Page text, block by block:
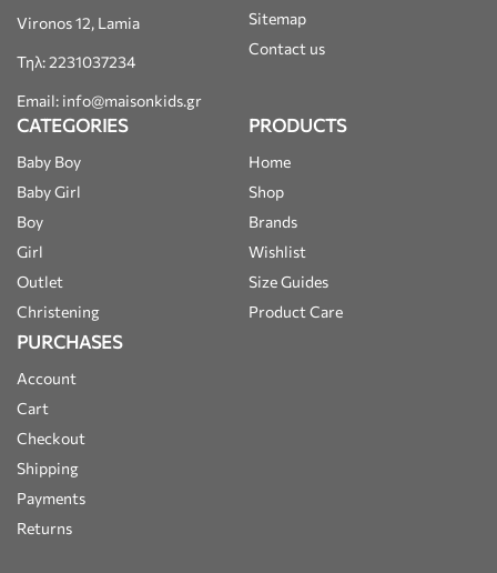
Vironos 12, Lamia
Τηλ: 2231037234
Email: info@maisonkids.gr
Sitemap
Contact us
CATEGORIES
Baby Boy
Baby Girl
Boy
Girl
Outlet
Christening
PRODUCTS
Home
Shop
Brands
Wishlist
Size Guides
Product Care
PURCHASES
Account
Cart
Checkout
Shipping
Payments
Returns